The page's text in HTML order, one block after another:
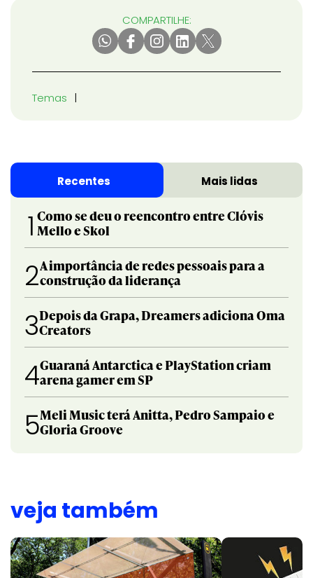
COMPARTILHE:
Temas
Recentes Mais lidas
1 Como se deu o reencontro entre Clóvis
Mello e Skol
2A importância de redes pessoais para a
construção da liderança
3Depois da Grapa, Dreamers adiciona Oma
Creators
4Guaraná Antarctica e PlayStation criam
arena gamer em SP
5Meli Music terá Anitta, Pedro Sampaio e
Gloria Groove
veja também